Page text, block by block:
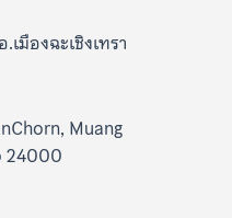
มืองฉะเชิงเทรา
Muang
24000